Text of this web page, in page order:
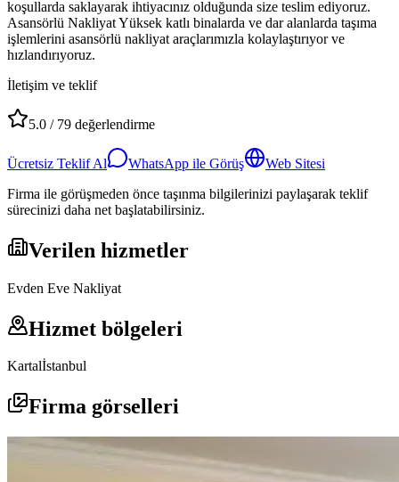
koşullarda saklayarak ihtiyacınız olduğunda size teslim ediyoruz.
Asansörlü Nakliyat Yüksek katlı binalarda ve dar alanlarda taşıma
işlemlerini asansörlü nakliyat araçlarımızla kolaylaştırıyor ve
hızlandırıyoruz.
İletişim ve teklif
5.0 / 79 değerlendirme
Ücretsiz Teklif Al WhatsApp ile Görüş
Web Sitesi
Firma ile görüşmeden önce taşınma bilgilerinizi paylaşarak teklif
sürecinizi daha net başlatabilirsiniz.
Verilen hizmetler
Evden Eve Nakliyat
Hizmet bölgeleri
Kartalİstanbul
Firma görselleri